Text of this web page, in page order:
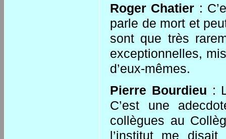
Roger Chatier :
parle de mort et
sont que très
exceptionnelles,
d’eux-mêmes.
Pierre Bourdieu :
C’est une
collègues au
l’institut me